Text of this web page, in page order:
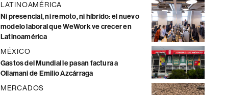
LATINOAMÉRICA
Ni presencial, ni remoto, ni híbrido: el nuevo
modelo laboral que WeWork ve crecer en
Latinoamérica
MÉXICO
Gastos del Mundial le pasan factura a
Ollamani de Emilio Azcárraga
MERCADOS